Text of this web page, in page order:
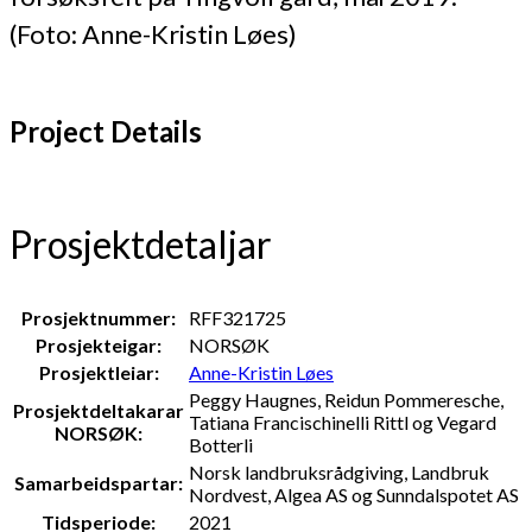
(Foto: Anne-Kristin Løes)
Project Details
Prosjektdetaljar
Prosjektnummer:
RFF321725
Prosjekteigar:
NORSØK
Prosjektleiar:
Anne-Kristin Løes
Prosjektdeltakarar
NORSØK:
Peggy Haugnes, Reidun Pommeresche,
Tatiana Francischinelli Rittl og Vegard
Botterli
Samarbeidspartar: Norsk landbruksrådgiving, Landbruk
Nordvest, Algea AS og Sunndalspotet AS
Tidsperiode:
2021